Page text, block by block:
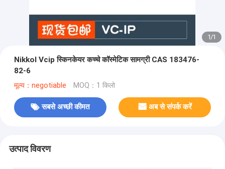
1/1
Nikkol Vcip स्किनकेयर कच्चे कॉस्मेटिक सामग्री CAS 183476-
82-6
मूल्य：negotiable MOQ：1 किलो
सबसे अच्छी कीमत अब से संपर्क करें
उत्पाद विवरण